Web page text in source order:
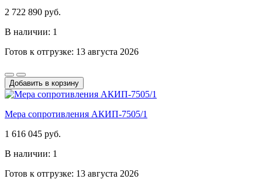
2 722 890 руб.
В наличии: 1
Готов к отгрузке: 13 августа 2026
Добавить в корзину
Мера сопротивления АКИП-7505/1
1 616 045 руб.
В наличии: 1
Готов к отгрузке: 13 августа 2026